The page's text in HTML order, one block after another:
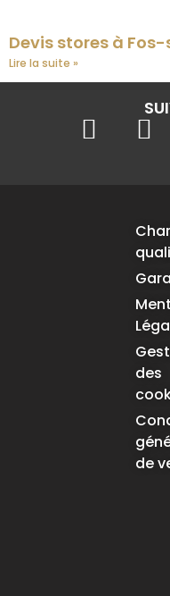
Devis stores à
Lire la suite »
des
de